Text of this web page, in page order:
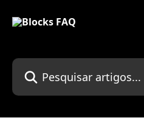
Pesquisar artigos...